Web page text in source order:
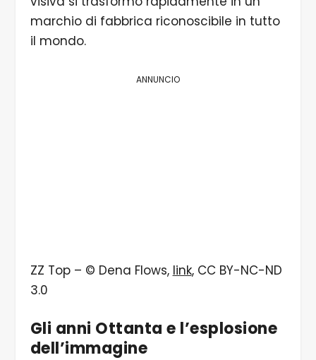
marchio di fabbrica riconoscibile in tutto
il mondo.
ANNUNCIO
ZZ Top – © Dena Flows, link, CC BY-NC-ND
3.0
Gli anni Ottanta e l’esplosione
dell’immagine